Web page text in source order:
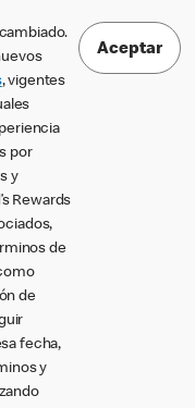
, vigentes
por
y
Rewards
de
de
fecha,
y
Aceptar